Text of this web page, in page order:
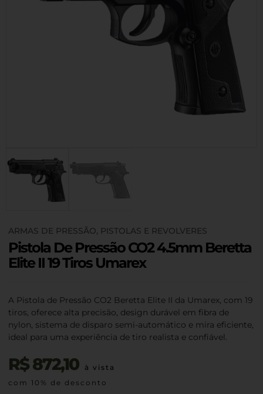
ARMAS DE PRESSÃO, PISTOLAS E REVOLVERES
Pistola De Pressão CO2 4.5mm Beretta
Elite II 19 Tiros Umarex
A Pistola de Pressão CO2 Beretta Elite II da Umarex, com 19
tiros, oferece alta precisão, design durável em fibra de
nylon, sistema de disparo semi-automático e mira eficiente,
ideal para uma experiência de tiro realista e confiável.
R$872,10
à vista
com 10% de desconto